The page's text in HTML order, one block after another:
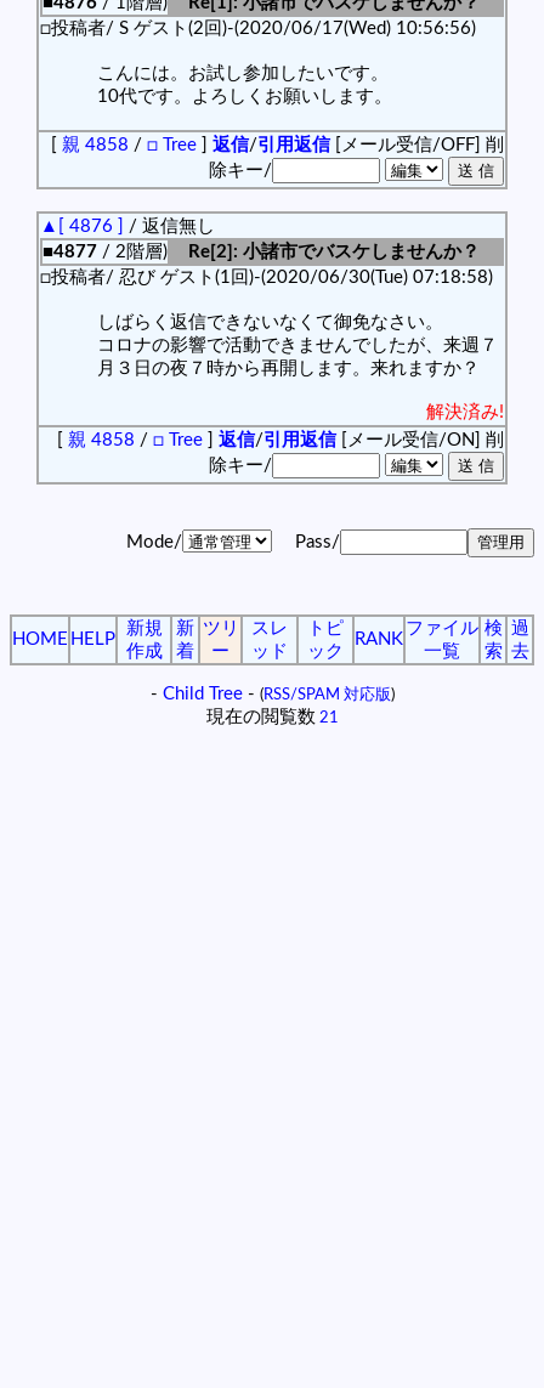
□投稿者/ S ゲスト(2回)-(2020/06/17(Wed) 10:56:56)
こんには。お試し参加したいです。
10代です。よろしくお願いします。
親 4858 / □ Tree 返信/引用返信[メール受信/OFF] 削
除キー/
▲[ 4876 ]
/ 返信無し
■4877 / 2階層)
Re[2]: 小諸市でバスケしませんか？
□投稿者/ 忍び ゲスト(1回)-(2020/06/30(Tue) 07:18:58)
しばらく返信できないなくて御免なさい。
コロナの影響で活動できませんでしたが、来週７
月３日の夜７時から再開します。来れますか？
解決済み!
親 4858 / □ Tree 返信/引用返信[メール受信/ON] 削
除キー/
Mode/ Pass/
HOME HELP
新規
作成
新
着
ツリ
ー
スレ
ッド
トピ
ック
RANK
ファイル
一覧
検
索
過
去
- Child Tree- (RSS/SPAM 対応版)
現在の閲覧数 21